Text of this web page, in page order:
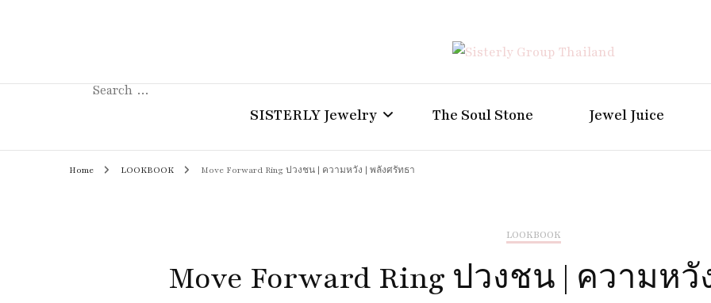
Search
Positive Power Jewelry แหวนแต่งงาน เครื่องประดับ
SISTERLY Jewelry The Soul Stone Jewel Juice
Home LOOKBOOK Move Forward Ring ปวงชน | ความหวัง | พลังศรัทธา
LOOKBOOK
Move Forward Ring ปวงชน | ความห